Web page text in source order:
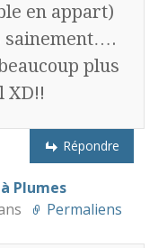
en appart)
sainement….
plus
XD!!
Répondre
Plumes
Permaliens